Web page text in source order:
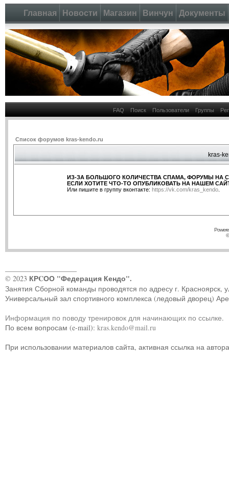
Главная Новости Магазин Винчун Документы
FAQ Поиск Пользователи Группы
Список форумов kras-kendo.ru
kras-
ИЗ-ЗА БОЛЬШОГО КОЛИЧЕСТВА СПАМА, ФОРУМЫ НА
ЕСЛИ ХОТИТЕ ЧТО-ТО ОПУБЛИКОВАТЬ НА НАШЕМ
Или пишите в группу вконтакте: https://vk.com/kras_kendo
© 2023 КРCОО "Федерация Кендо".
Занятия Сборной команды проводятся по адресу г. Красноярск,
Универсальный зал спортивного комплекса (ледовый дворец)
Информация по поводу тренировок для начинающих по ссылке.
По всем вопросам (e-mail): kras.kendo@mail.ru
При использовании материалов сайта, активная ссылка на